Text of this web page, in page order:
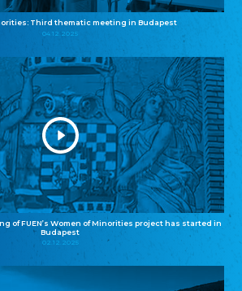
Third thematic meeting in Budapest
04.12.2025
of FUEN’s Women of Minorities project has started in
Budapest
02.12.2025